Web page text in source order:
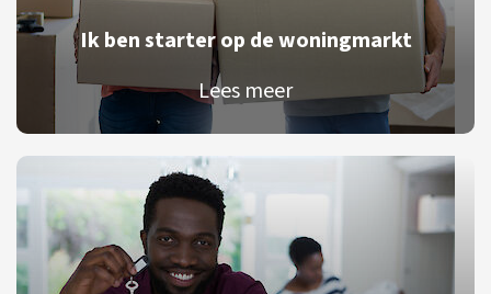
Ik ben starter op de woningmarkt
Lees meer